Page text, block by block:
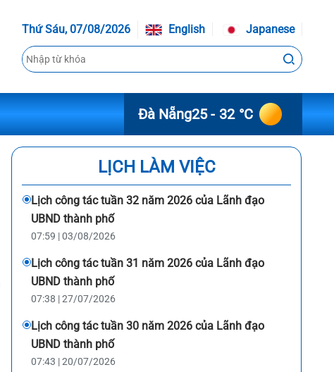
Thứ Sáu, 07/08/2026 English Japanese
Đà Nẵng25 - 32 °C
LỊCH LÀM VIỆC
Lịch công tác tuần 32 năm 2026 của Lãnh đạo
UBND thành phố
07:59 | 03/08/2026
Lịch công tác tuần 31 năm 2026 của Lãnh đạo
UBND thành phố
07:38 | 27/07/2026
Lịch công tác tuần 30 năm 2026 của Lãnh đạo
UBND thành phố
07:43 | 20/07/2026